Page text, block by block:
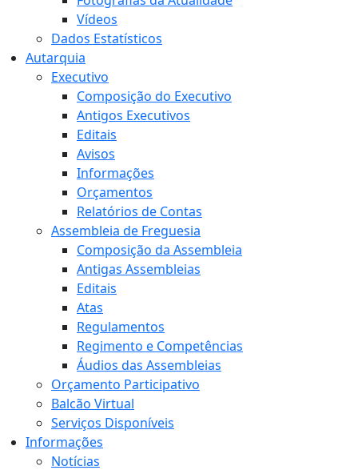
Vídeos
Dados Estatísticos
Autarquia
Executivo
Composição do Executivo
Antigos Executivos
Editais
Avisos
Informações
Orçamentos
Relatórios de Contas
Assembleia de Freguesia
Composição da Assembleia
Antigas Assembleias
Editais
Atas
Regulamentos
Regimento e Competências
Áudios das Assembleias
Orçamento Participativo
Balcão Virtual
Serviços Disponíveis
Informações
Notícias